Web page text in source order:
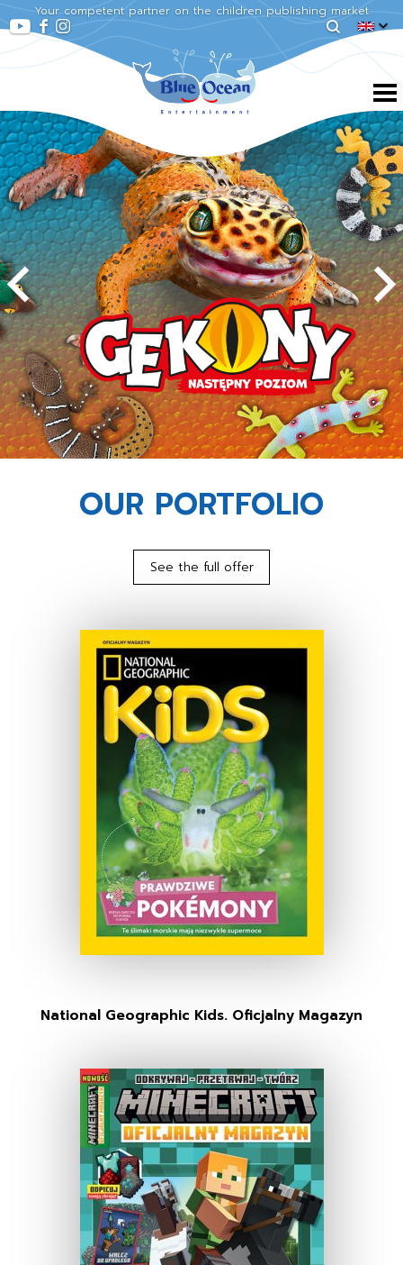
Your competent partner on the children publishing market
OUR PORTFOLIO
See the full offer
National Geographic Kids. Oficjalny Magazyn